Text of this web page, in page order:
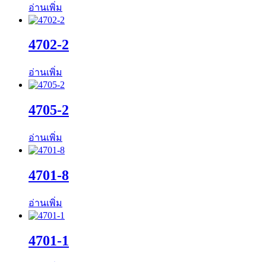
อ่านเพิ่ม
4702-2
อ่านเพิ่ม
4705-2
อ่านเพิ่ม
4701-8
อ่านเพิ่ม
4701-1